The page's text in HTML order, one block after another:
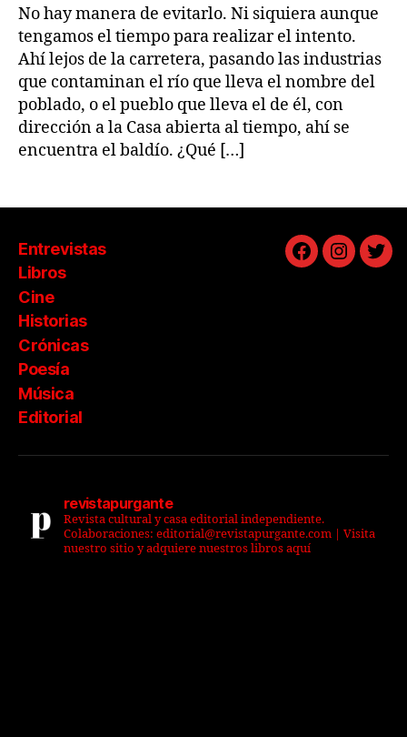
No hay manera de evitarlo. Ni siquiera aunque
tengamos el tiempo para realizar el intento.
Ahí lejos de la carretera, pasando las industrias
que contaminan el río que lleva el nombre del
poblado, o el pueblo que lleva el de él, con
dirección a la Casa abierta al tiempo, ahí se
encuentra el baldío. ¿Qué […]
Entrevistas
Libros
Cine
Historias
Crónicas
Poesía
Música
Editorial
Facebook
revistapurgante
Revista cultural y casa editorial independiente.
Colaboraciones: editorial@revistapurgante.com | Visita
nuestro sitio y adquiere nuestros libros aquí